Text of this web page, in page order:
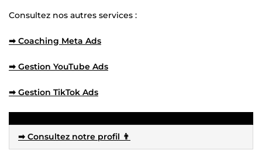
Consultez nos autres services :
➡ Coaching Meta Ads
➡ Gestion YouTube Ads
➡ Gestion TikTok Ads
➡ Consultez notre profil 👨